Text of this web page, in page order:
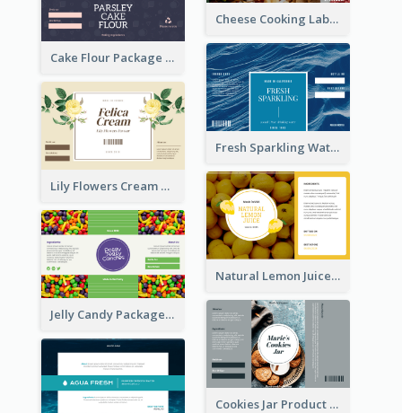
Cheese Cooking Label
Cake Flour Package Label
Fresh Sparkling Water Label
Lily Flowers Cream Product Label
Natural Lemon Juice Label
Jelly Candy Package Label
Cookies Jar Product Label